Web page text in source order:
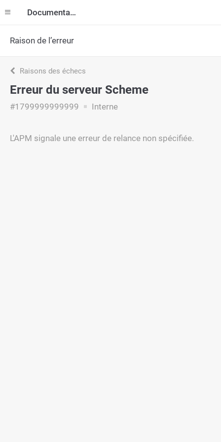
Documentation
Raison de l’erreur
Raisons des échecs
Erreur du serveur Scheme
#1799999999999 Interne
L'APM signale une erreur de relance non spécifiée.